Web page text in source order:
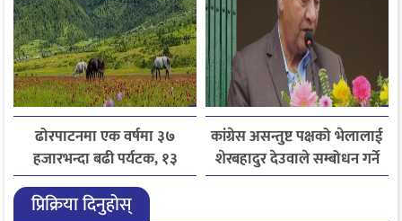
ढोरपाटनमा एक वर्षमा ३७
हजारभन्दा बढी पर्यटक, १३
हजारले बढ्यो आगमन
कांग्रेस असन्तुष्ट पक्षको भेलालाई
शेरबहादुर देउवाले सम्बोधन गर्ने
प्रिक्रिया दिनुहोस्